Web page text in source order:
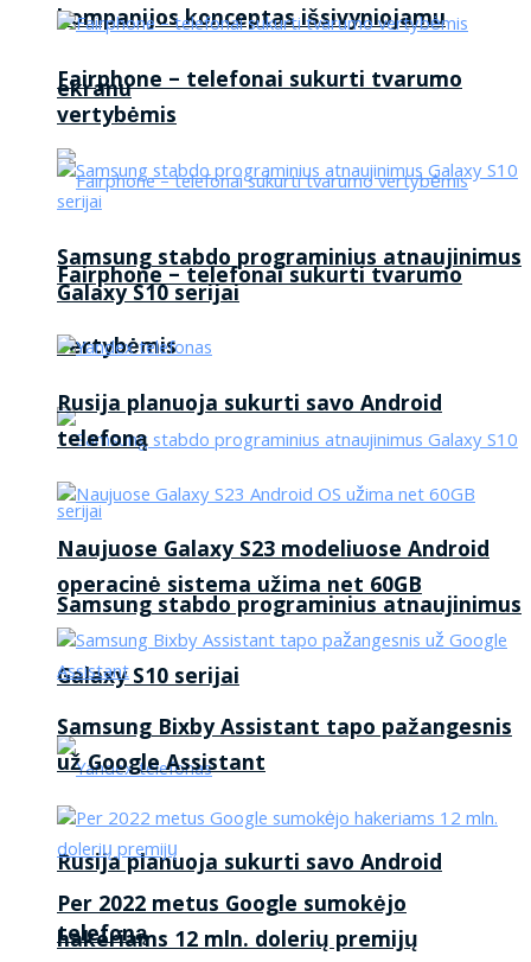
kompanijos konceptas išsivyniojamu
ekranu
Fairphone – telefonai sukurti tvarumo
vertybėmis
Samsung stabdo programinius atnaujinimus
Galaxy S10 serijai
Rusija planuoja sukurti savo Android
telefoną
Fairphone – telefonai sukurti tvarumo
vertybėmis
Samsung stabdo programinius atnaujinimus
Galaxy S10 serijai
Rusija planuoja sukurti savo Android
telefoną
Naujuose Galaxy S23 modeliuose Android
operacinė sistema užima net 60GB
Samsung Bixby Assistant tapo pažangesnis
už Google Assistant
Per 2022 metus Google sumokėjo
hakeriams 12 mln. dolerių premijų